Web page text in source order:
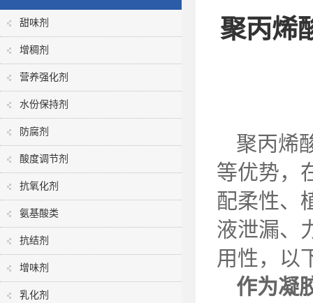
甜味剂
增稠剂
营养强化剂
水份保持剂
防腐剂
酸度调节剂
抗氧化剂
氨基酸类
抗结剂
增味剂
乳化剂
聚丙烯
聚丙烯
等优势，
配柔性、
液泄漏、
用性，以
作为凝